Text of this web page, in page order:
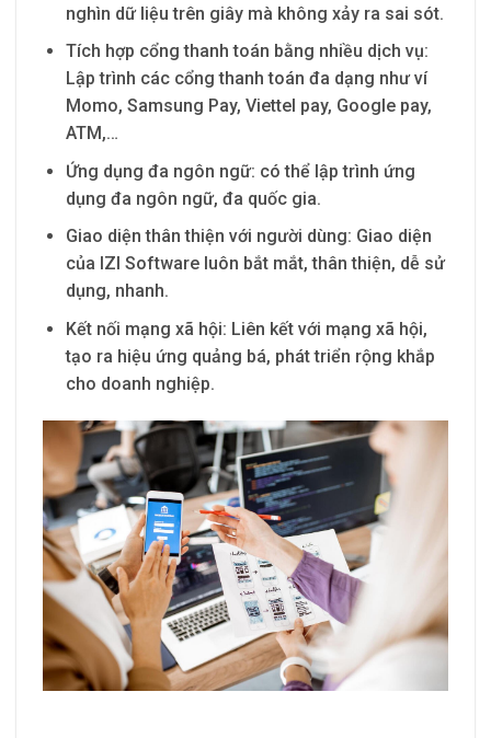
nghìn dữ liệu trên giây mà không xảy ra sai sót.
Tích hợp cổng thanh toán bằng nhiều dịch vụ:
Lập trình các cổng thanh toán đa dạng như ví
Momo, Samsung Pay, Viettel pay, Google pay,
ATM,…
Ứng dụng đa ngôn ngữ: có thể lập trình ứng
dụng đa ngôn ngữ, đa quốc gia.
Giao diện thân thiện với người dùng: Giao diện
của IZI Software luôn bắt mắt, thân thiện, dễ sử
dụng, nhanh.
Kết nối mạng xã hội: Liên kết với mạng xã hội,
tạo ra hiệu ứng quảng bá, phát triển rộng khắp
cho doanh nghiệp.